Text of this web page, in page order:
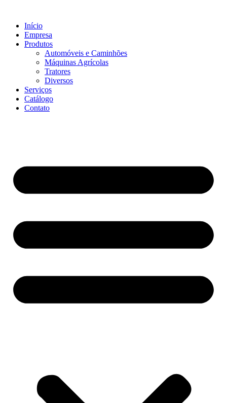
conteúdo
Início
Empresa
Produtos
Automóveis e Caminhões
Máquinas Agrícolas
Tratores
Diversos
Serviços
Catálogo
Contato